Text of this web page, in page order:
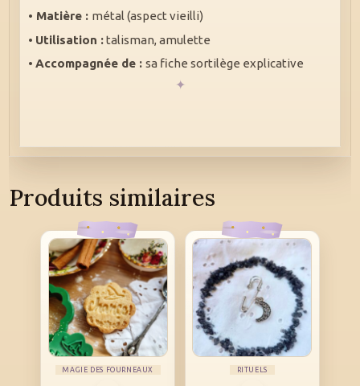
• Matière : métal (aspect vieilli)
• Utilisation :talisman, amulette
• Accompagnée de : sa fiche sortilège explicative
Produits similaires
MAGIE DES FOURNEAUX RITUELS